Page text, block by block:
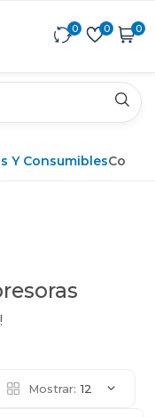
0 0 0
Y Consumibles
Mostrar: 12